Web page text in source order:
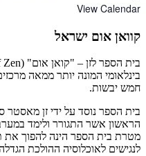
View Calendar
קוואן אום ישראל
בינלאומי המונה יותר ממאה
חמש יבשות.
בית הספר נוסד על ידי זן מאסטר
הראשון אשר התגורר ולימד
מטרת בית הספר הינה להפוך את
לנגישים לאוכלוסיה ההולכת